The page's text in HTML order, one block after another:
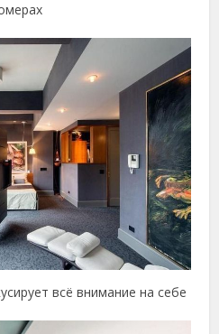
всё внимание на себе